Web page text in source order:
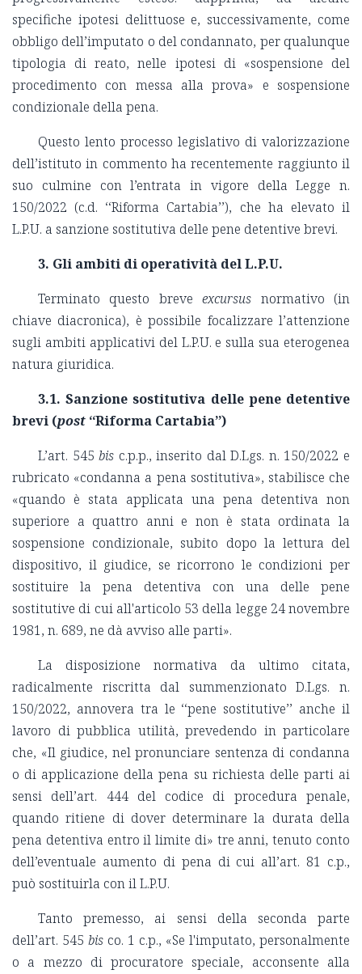
specifiche ipotesi delittuose e, successivamente, come
obbligo dell’imputato o del condannato, per qualunque
tipologia di reato, nelle ipotesi di «sospensione del
procedimento con messa alla prova» e sospensione
condizionale della pena.
Questo lento processo legislativo di valorizzazione
dell’istituto in commento ha recentemente raggiunto il
suo culmine con l’entrata in vigore della Legge n.
150/2022 (c.d. ‘‘Riforma Cartabia’’), che ha elevato il
L.P.U. a sanzione sostitutiva delle pene detentive brevi.
3. Gli ambiti di operatività del L.P.U.
Terminato questo breveexcursus normativo (in
chiave diacronica), è possibile focalizzare l’attenzione
sugli ambiti applicativi del L.P.U. e sulla sua eterogenea
natura giuridica.
3.1. Sanzione sostitutiva delle pene detentive
brevi (post ‘‘Riforma Cartabia’’)
L’art. 545bis c.p.p., inserito dal D.Lgs. n. 150/2022 e
rubricato «condanna a pena sostitutiva», stabilisce che
«quando è stata applicata una pena detentiva non
superiore a quattro anni e non è stata ordinata la
sospensione condizionale, subito dopo la lettura del
dispositivo, il giudice, se ricorrono le condizioni per
sostituire la pena detentiva con una delle pene
sostitutive di cui all'articolo 53 della legge 24 novembre
1981, n. 689, ne dà avviso alle parti».
La disposizione normativa da ultimo citata,
radicalmente riscritta dal summenzionato D.Lgs. n.
150/2022, annovera tra le ‘‘pene sostitutive’’ anche il
lavoro di pubblica utilità, prevedendo in particolare
che, «Il giudice, nel pronunciare sentenza di condanna
o di applicazione della pena su richiesta delle parti ai
sensi dell’art. 444 del codice di procedura penale,
quando ritiene di dover determinare la durata della
pena detentiva entro il limite di» tre anni, tenuto conto
dell’eventuale aumento di pena di cui all’art. 81 c.p.,
può sostituirla con il L.P.U.
Tanto premesso, ai sensi della seconda parte
dell’art. 545 bis co. 1 c.p., «Se l'imputato, personalmente
o a mezzo di procuratore speciale, acconsente alla